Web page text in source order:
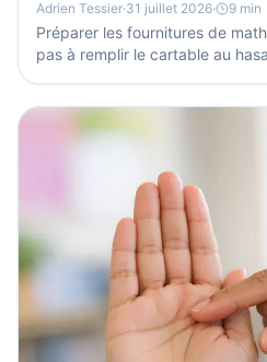
Adrien Tessier·31 juillet 2026· 9 min
Préparer les fournitures de
pas à remplir le cartable au